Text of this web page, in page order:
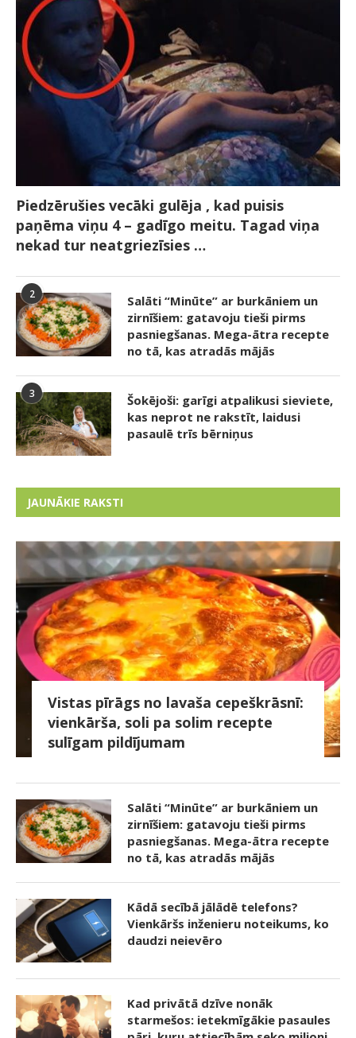
Piedzērušies vecāki gulēja , kad puisis
paņēma viņu 4 – gadīgo meitu. Tagad viņa
nekad tur neatgriezīsies …
2
Salāti “Minūte” ar burkāniem un
zirnīšiem: gatavoju tieši pirms
pasniegšanas. Mega-ātra recepte
no tā, kas atradās mājās
3
Šokējoši: garīgi atpalikusi sieviete,
kas neprot ne rakstīt, laidusi
pasaulē trīs bērniņus
JAUNĀKIE RAKSTI
Vistas pīrāgs no lavaša cepeškrāsnī:
vienkārša, soli pa solim recepte
sulīgam pildījumam
Salāti “Minūte” ar burkāniem un
zirnīšiem: gatavoju tieši pirms
pasniegšanas. Mega-ātra recepte
no tā, kas atradās mājās
Kādā secībā jālādē telefons?
Vienkāršs inženieru noteikums, ko
daudzi neievēro
Kad privātā dzīve nonāk
starmešos: ietekmīgākie pasaules